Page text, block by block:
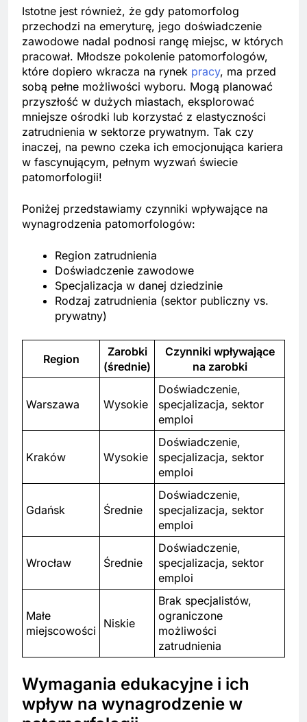
Istotne jest również, że gdy patomorfolog
przechodzi na emeryturę, jego doświadczenie
zawodowe nadal podnosi rangę miejsc, w których
pracował. Młodsze pokolenie patomorfologów,
które dopiero wkracza na rynek pracy, ma przed
sobą pełne możliwości wyboru. Mogą planować
przyszłość w dużych miastach, eksplorować
mniejsze ośrodki lub korzystać z elastyczności
zatrudnienia w sektorze prywatnym. Tak czy
inaczej, na pewno czeka ich emocjonująca kariera
w fascynującym, pełnym wyzwań świecie
patomorfologii!
Poniżej przedstawiamy czynniki wpływające na
wynagrodzenia patomorfologów:
Region zatrudnienia
Doświadczenie zawodowe
Specjalizacja w danej dziedzinie
Rodzaj zatrudnienia (sektor publiczny vs.
prywatny)
Region
Zarobki
(średnie)
Czynniki wpływające
na zarobki
Warszawa Wysokie
Doświadczenie,
specjalizacja, sektor
emploi
Kraków Wysokie
Doświadczenie,
specjalizacja, sektor
emploi
Gdańsk Średnie
Doświadczenie,
specjalizacja, sektor
emploi
Wrocław Średnie
Doświadczenie,
specjalizacja, sektor
emploi
Małe
miejscowości
Niskie
Brak specjalistów,
ograniczone
możliwości
zatrudnienia
Wymagania edukacyjne i ich
wpływ na wynagrodzenie w